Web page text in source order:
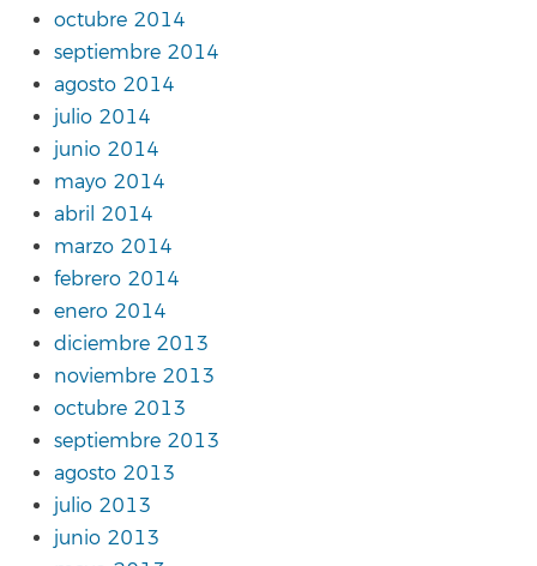
octubre 2014
septiembre 2014
agosto 2014
julio 2014
junio 2014
mayo 2014
abril 2014
marzo 2014
febrero 2014
enero 2014
diciembre 2013
noviembre 2013
octubre 2013
septiembre 2013
agosto 2013
julio 2013
junio 2013